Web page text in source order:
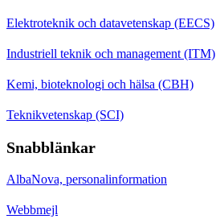
Elektroteknik och datavetenskap (EECS)
Industriell teknik och management (ITM)
Kemi, bioteknologi och hälsa (CBH)
Teknikvetenskap (SCI)
Snabblänkar
AlbaNova, personalinformation
Webbmejl